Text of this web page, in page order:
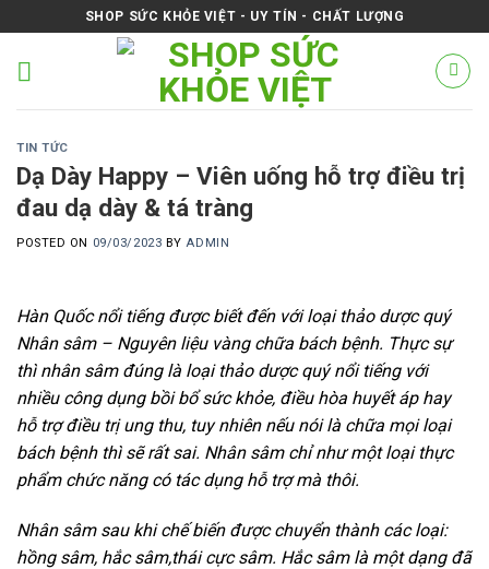
to
content
SHOP SỨC KHỎE VIỆT - UY TÍN - CHẤT LƯỢNG
TIN TỨC
Dạ Dày Happy – Viên uống hỗ trợ điều trị
đau dạ dày & tá tràng
POSTED ON 09/03/2023 BYADMIN
Hàn Quốc nổi tiếng được biết đến với loại thảo dược quý
Nhân sâm – Nguyên liệu vàng chữa bách bệnh. Thực sự
thì nhân sâm đúng là loại thảo dược quý nổi tiếng với
nhiều công dụng bồi bổ sức khỏe, điều hòa huyết áp hay
hỗ trợ điều trị ung thu, tuy nhiên nếu nói là chữa mọi loại
bách bệnh thì sẽ rất sai. Nhân sâm chỉ như một loại thực
phẩm chức năng có tác dụng hỗ trợ mà thôi.
Nhân sâm sau khi chế biến được chuyển thành các loại:
hồng sâm, hắc sâm,thái cực sâm. Hắc sâm là một dạng đã